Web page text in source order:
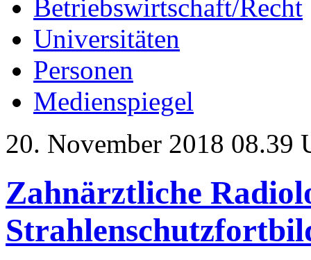
Betriebswirtschaft/Recht
Universitäten
Personen
Medienspiegel
20. November 2018 08.39
Zahnärztliche